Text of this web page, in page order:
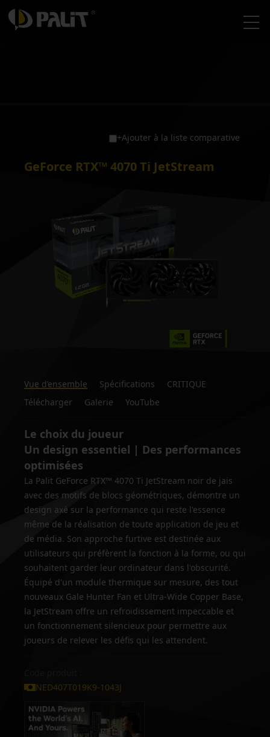
+Ajouter à la liste comparative
GeForce RTX™ 4070 Ti JetStream
Vue d’ensemble Spécifications
CRITIQUE
Télécharger
Galerie YouTube
Le choix du joueur
Un design essentiel | Des performances
optimisées
La Palit GeForce RTX™ 4070 Ti JetStream noir de jais
avec des motifs de blocs géométriques, démontre un
design axé sur la performance qui reste l'essence
même de la réalisation de toute application de jeu et
de média. Son approche furtive est destinée aux
utilisateurs qui préfèrent la fonction à la forme, ou qui
souhaitent garder leur ordinateur dans l'obscurité.
Équipé d'un module thermique sur mesure, des tout
nouveaux Gale Hunter Fan et Ultra-Wide Copper Base,
la JetStream offre un refroidissement impeccable et
un fonctionnement silencieux pour permettre aux
joueurs de relever les défis qui les attendent.
NED407T019K9-1043J